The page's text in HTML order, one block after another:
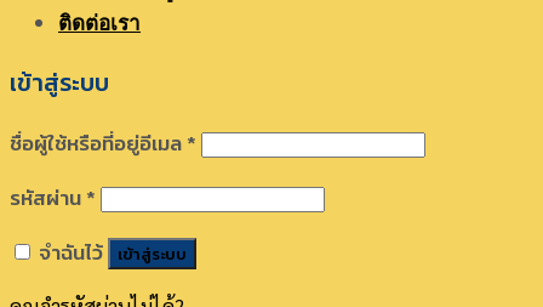
ติดต่อเรา
เข้าสู่ระบบ
ชื่อผู้ใช้หรือที่อยู่อีเมล*
รหัสผ่าน*
จำฉันไว้
เข้าสู่ระบบ